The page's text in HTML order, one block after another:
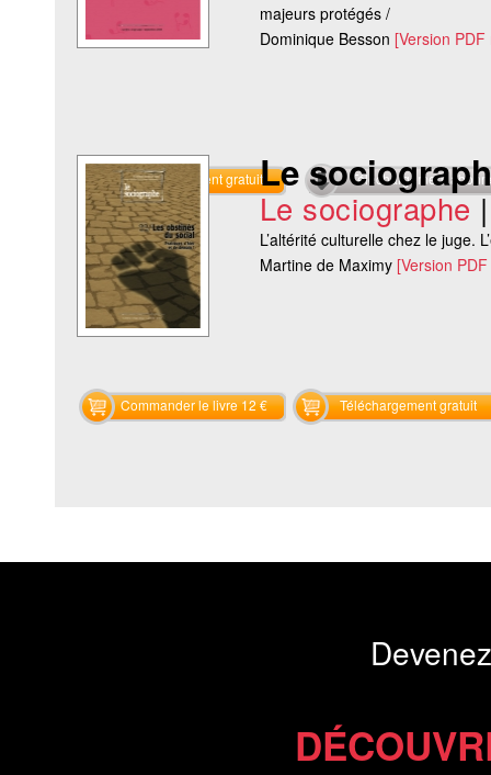
majeurs protégés /
Dominique Besson [Version
Téléchargement gratuit Téléchargement
Le
Le sociographe
L’altérité culturelle chez le juge.
Martine de Maximy [Version
Commander le livre 12 € Téléchargement gratuit